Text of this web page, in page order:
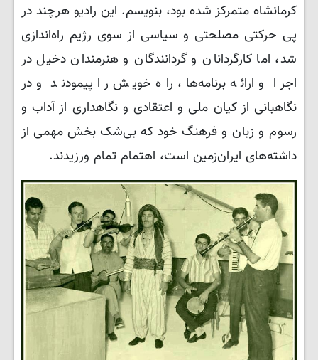
کرمانشاه متمرکز شده بود، بنویسم. این رادیو هرچند در
پی حرکتی مصلحتی و سیاسی از سوی رژیم راه‌اندازی
شد، اما کارگردانان و گردانندگان و هنرمندان دخیل در
اجرا و ارائه برنامه‌ها، راه خویش را پیمودند و در
نگاهبانی از کیان ملی و اعتقادی و نگاهداری از آداب و
رسوم و زبان و فرهنگ خود که بی‌شک بخش مهمی از
داشته‌های ایران‌زمین است، اهتمام تمام ورزیدند.